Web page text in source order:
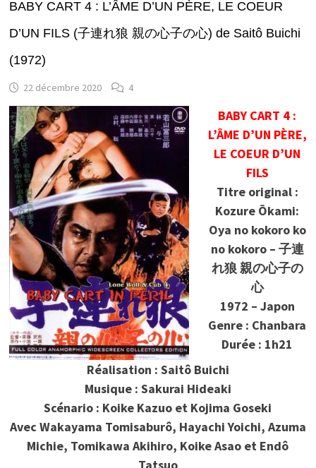
BABY CART 4 : L’ÂME D’UN PÈRE, LE COEUR
D’UN FILS (子連れ狼 親の心子の心) de Saitô Buichi
(1972)
22 décembre 2020 4
BABY CART 4 :
L’ÂME D’UN PÈRE,
LE COEUR D’UN
FILS
Titre original :
Kozure Ōkami:
Oya no kokoro ko
no kokoro – 子連
れ狼 親の心子の
心
1972 – Japon
Genre : Chanbara
Durée : 1h21
Réalisation : Saitô Buichi
Musique : Sakurai Hideaki
Scénario : Koike Kazuo et Kojima Goseki
Avec Wakayama Tomisaburô, Hayachi Yoichi, Azuma
Michie, Tomikawa Akihiro, Koike Asao et Endô
Tatsuo